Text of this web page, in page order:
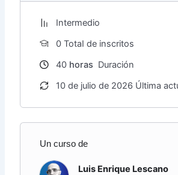
Intermedio
0 TotaI de inscritos
40 horas Duración
10 de julio de 2026 Última
Un curso de
Luis Enrique Lescano